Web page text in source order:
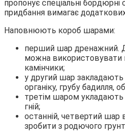
пропонує спеціальні бордюрні
придбання вимагає
Наповнюють короб шарами:
перший шар дренажний.
можна використовувати
камінчики;
у другий шар
органіку, грубу бадилля,
третім шаром укладають
гній;
останній, четвертий шар
зробити з родючого